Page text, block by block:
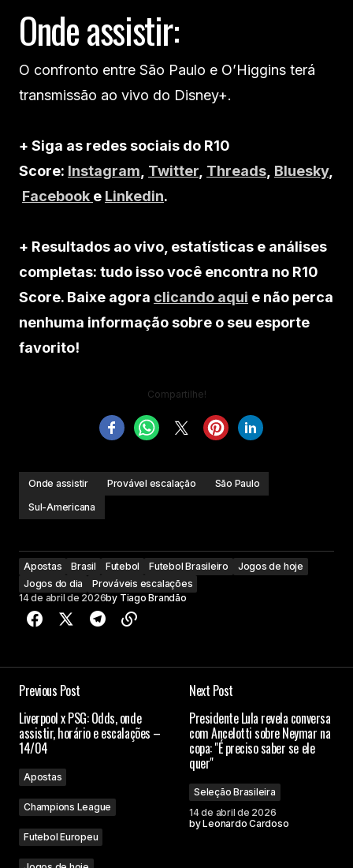
Onde assistir:
O confronto entre São Paulo e O’Higgins terá
transmissão ao vivo do Disney+.
+ Siga as redes sociais do R10
Score: Instagram, Twitter, Threads, Bluesky,
Facebook e Linkedin.
+ Resultados ao vivo, estatísticas e análises
completas: tudo isso você encontra no R10
Score. Baixe agora clicando aqui e não perca
nenhuma informação sobre o seu esporte
favorito!
Compartilhe!
Onde assistir Provável escalação
São Paulo
Sul-Americana
Apostas Brasil Futebol Futebol Brasileiro
Jogos de hoje
Jogos do dia
Prováveis escalações
14 de abril de 2026by Tiago Brandão
Previous Post
Liverpool x PSG: Odds, onde
assistir, horário e escalações –
14/04
Apostas
Champions League
Futebol Europeu
Next Post
Presidente Lula revela conversa
com Ancelotti sobre Neymar na
copa: "É preciso saber se ele
quer"
Seleção Brasileira
14 de abril de 2026
byLeonardo Cardoso